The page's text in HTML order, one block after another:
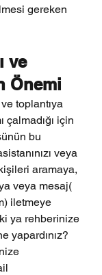
gereken
ve
Önemi
toplantıya
çalmadığı için
bu
veya
aramaya,
veya mesaj(
iletmeye
ya rehberinize
yapardınız?